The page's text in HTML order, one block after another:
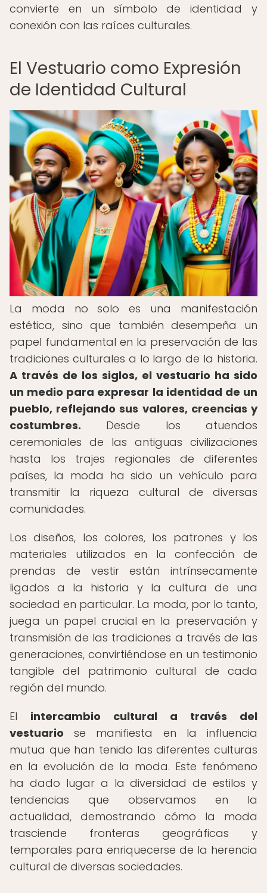
convierte en un símbolo de identidad y
conexión con las raíces culturales.
El Vestuario como Expresión
de Identidad Cultural
La moda no solo es una manifestación
estética, sino que también desempeña un
papel fundamental en la preservación de las
tradiciones culturales a lo largo de la historia.
A través de los siglos, el vestuario ha sido
un medio para expresar la identidad de un
pueblo, reflejando sus valores, creencias y
costumbres. Desde los atuendos
ceremoniales de las antiguas civilizaciones
hasta los trajes regionales de diferentes
países, la moda ha sido un vehículo para
transmitir la riqueza cultural de diversas
comunidades.
Los diseños, los colores, los patrones y los
materiales utilizados en la confección de
prendas de vestir están intrínsecamente
ligados a la historia y la cultura de una
sociedad en particular. La moda, por lo tanto,
juega un papel crucial en la preservación y
transmisión de las tradiciones a través de las
generaciones, convirtiéndose en un testimonio
tangible del patrimonio cultural de cada
región del mundo.
El intercambio cultural a través del
vestuario se manifiesta en la influencia
mutua que han tenido las diferentes culturas
en la evolución de la moda. Este fenómeno
ha dado lugar a la diversidad de estilos y
tendencias que observamos en la
actualidad, demostrando cómo la moda
trasciende fronteras geográficas y
temporales para enriquecerse de la herencia
cultural de diversas sociedades.